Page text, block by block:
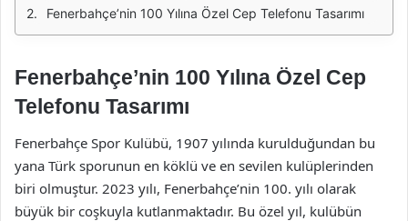
Fenerbahçe’nin 100 Yılına Özel Cep Telefonu Tasarımı
Fenerbahçe’nin 100 Yılına Özel Cep
Telefonu Tasarımı
Fenerbahçe Spor Kulübü, 1907 yılında kurulduğundan bu
yana Türk sporunun en köklü ve en sevilen kulüplerinden
biri olmuştur. 2023 yılı, Fenerbahçe’nin 100. yılı olarak
büyük bir coşkuyla kutlanmaktadır. Bu özel yıl, kulübün